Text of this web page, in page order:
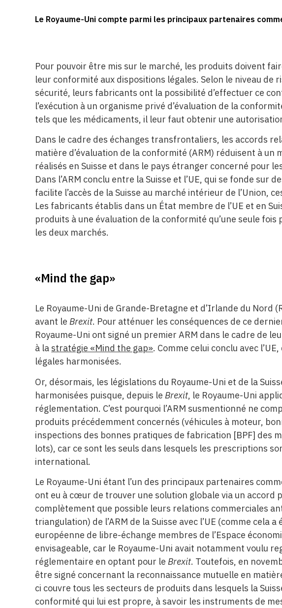
Le Royaume-Uni compte parmi les principaux partenaires
Pour pouvoir être mis sur le marché, les produits doivent
leur conformité aux dispositions légales. Selon le niveau de
sécurité, leurs fabricants ont la possibilité d’effectuer ce
l’exécution à un organisme privé d’évaluation de la
tels que les médicaments, il leur faut obtenir une
Dans le cadre des échanges transfrontaliers, les accords
matière d’évaluation de la conformité (ARM) réduisent à un
réalisés en Suisse et dans le pays étranger concerné pour
Dans l’ARM conclu entre la Suisse et l’UE, qui se fonde sur
facilite l’accès de la Suisse au marché intérieur de l’Union,
Les fabricants établis dans un État membre de l’UE et en
produits à une évaluation de la conformité qu’une seule
les deux marchés.
«Mind the gap»
Le Royaume-Uni de Grande-Bretagne et d’Irlande du Nord
avant leBrexit. Pour atténuer les conséquences de ce
Royaume-Uni ont signé un premier ARM dans le cadre de
à la stratégie «Mind the gap». Comme celui conclu avec
légales harmonisées.
Or, désormais, les législations du Royaume-Uni et de la
harmonisées puisque, depuis leBrexit, le Royaume-Uni
réglementation. C’est pourquoi l’ARM susmentionné ne
produits précédemment concernés (véhicules à moteur,
inspections des bonnes pratiques de fabrication [BPF] des
lots), car ce sont les seuls dans lesquels les prescriptions
international.
Le Royaume-Uni étant l’un des principaux partenaires
ont eu à cœur de trouver une solution globale via un accord
complètement que possible leurs relations commerciales
triangulation) de l’ARM de la Suisse avec l’UE (comme cela
européenne de libre-échange membres de l’Espace
envisageable, car le Royaume-Uni avait notamment voulu
réglementaire en optant pour leBrexit. Toutefois, en
être signé concernant la reconnaissance mutuelle en
ci couvre tous les secteurs de produits dans lesquels la
conformité qui lui est propre, à savoir les instruments de